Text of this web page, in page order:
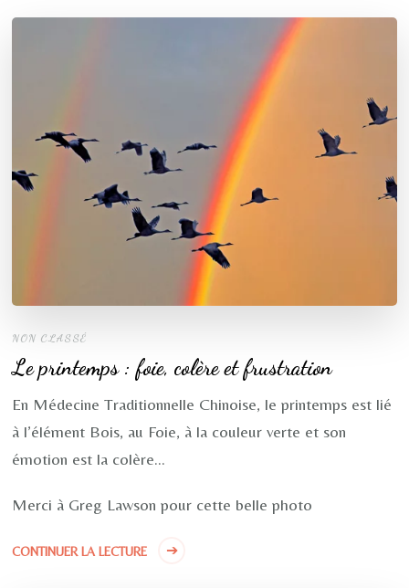
NON CLASSÉ
Le printemps : foie, colère et frustration
En Médecine Traditionnelle Chinoise, le printemps est lié
à l’élément Bois, au Foie, à la couleur verte et son
émotion est la colère…
Merci à Greg Lawson pour cette belle photo
CONTINUER LA LECTURE